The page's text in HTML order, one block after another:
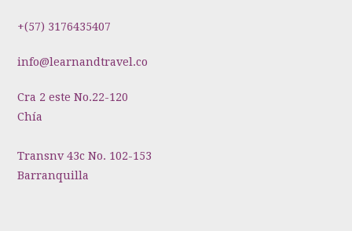
+(57) 3176435407
info@learnandtravel.co
Cra 2 este No.22-120
Chía
Transnv 43c No. 102-153
Barranquilla